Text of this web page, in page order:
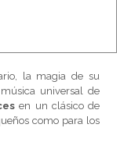
la magia de su
universal de
en un clásico de
como para los